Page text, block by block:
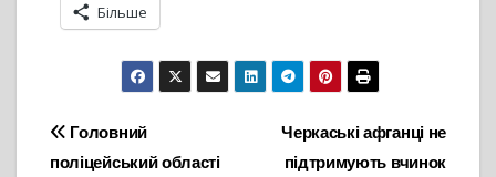
Більше
Навігація
Черкаські афганці не
підтримують вчинок
Головний
поліцейський області